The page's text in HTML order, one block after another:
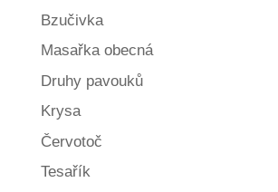
Bzučivka
Masařka obecná
Druhy pavouků
Krysa
Červotoč
Tesařík